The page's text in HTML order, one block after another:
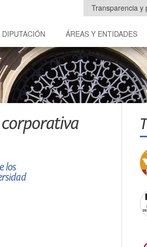
Transparencia y
DIPUTACIÓN ÁREAS Y ENTIDADES
los